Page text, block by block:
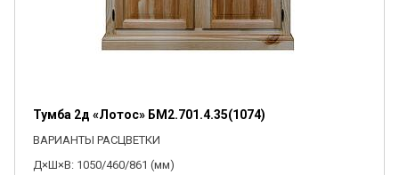
Тумба 2д «Лотос» БМ2.701.4.35(1074)
ВАРИАНТЫ РАСЦВЕТКИ
Д×Ш×В: 1050/460/861 (мм)